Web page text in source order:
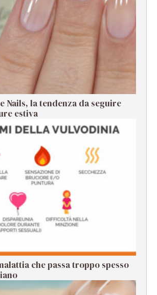
Nails, la tendenza da seguire
estiva
che passa troppo spesso